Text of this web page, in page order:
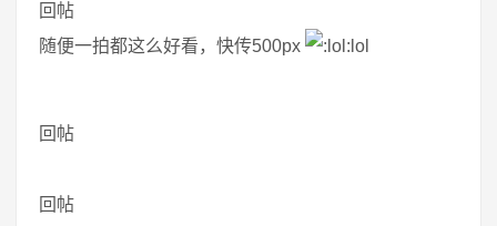
回帖
随便一拍都这么好看，快传500px
:lol
回帖
回帖